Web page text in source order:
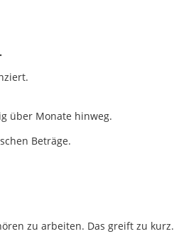
über Monate hinweg.
Beträge.
zu arbeiten. Das greift zu kurz.